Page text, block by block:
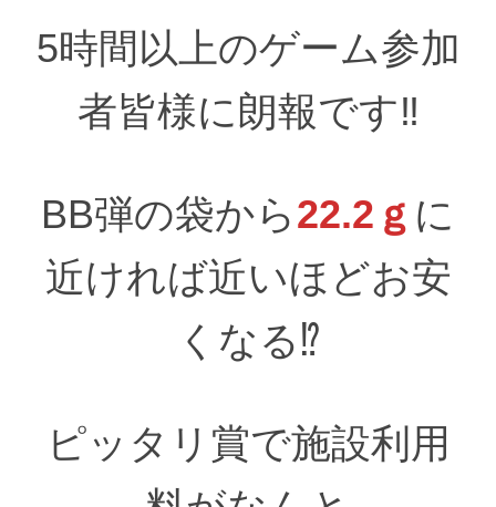
5時間以上のゲーム参加
者皆様に朗報です‼
BB弾の袋から22.2ｇ に
近ければ近いほどお安
くなる⁉
ピッタリ賞で施設利用